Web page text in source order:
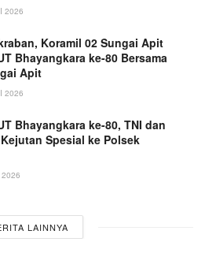
2026
Koramil 02 Sungai Apit
Bhayangkara ke-80 Bersama
Apit
2026
Bhayangkara ke-80, TNI dan
Spesial ke Polsek
LAINNYA